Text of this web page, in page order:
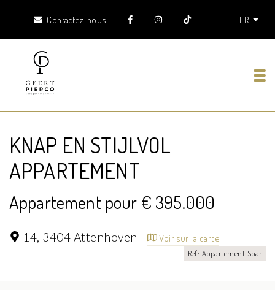
Contactez-nous FR
KNAP EN STIJLVOL
APPARTEMENT
Appartement pour € 395.000
14, 3404 Attenhoven Voir sur la carte
Ref: Appartement Spar